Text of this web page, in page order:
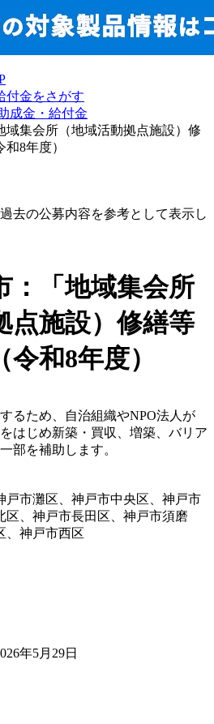
付金をさがす
成金・給付金
域集会所（地域活動拠点施設）修
8年度）
去の公募内容を参考として表示し
：「地域集会所
点施設）修繕等
和8年度）
るため、自治組織やNPO法人が
はじめ新築・買収、増築、バリア
部を補助します。
戸市灘区、神戸市中央区、神戸市
区、神戸市長田区、神戸市須磨
、神戸市西区
年5月29日